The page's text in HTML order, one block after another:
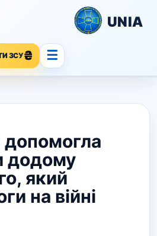
UNIA
ЗСУ ☰
додому
який
на війні